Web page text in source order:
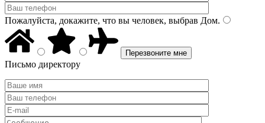
Пожалуйста, докажите, что вы человек, выбрав Дом.
Письмо директору